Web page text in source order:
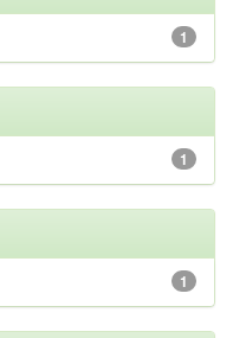
1
1
1